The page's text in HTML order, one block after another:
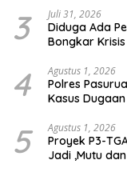
3 Juli 31, 2026
Diduga Ada
Bongkar
4 Agustus 1, 2026
Polres
Kasus
5 Agustus 1, 2026
Proyek P3-
Jadi ,Mutu